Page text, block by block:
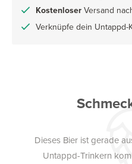
Kostenloser Versand
Verknüpfe dein Untappd-
Dieses Bier ist gerade
Untappd-Trinkern